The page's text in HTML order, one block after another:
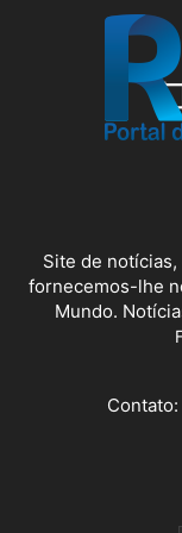
Site de
fornecemos-lhe
Mundo.
Contato: